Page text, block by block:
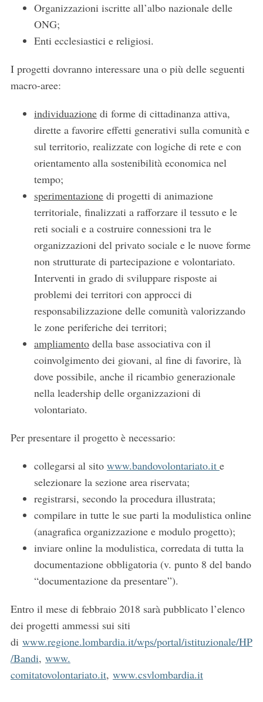
Organizzazioni iscritte all’albo nazionale delle
ONG;
Enti ecclesiastici e religiosi.
I progetti dovranno interessare una o più delle seguenti
macro-aree:
individuazionedi forme di cittadinanza attiva,
dirette a favorire effetti generativi sulla comunità e
sul territorio, realizzate con logiche di rete e con
orientamento alla sostenibilità economica nel
tempo;
sperimentazionedi progetti di animazione
territoriale, finalizzati a rafforzare il tessuto e le
reti sociali e a costruire connessioni tra le
organizzazioni del privato sociale e le nuove forme
non strutturate di partecipazione e volontariato.
Interventi in grado di sviluppare risposte ai
problemi dei territori con approcci di
responsabilizzazione delle comunità valorizzando
le zone periferiche dei territori;
ampliamentodella base associativa con il
coinvolgimento dei giovani, al fine di favorire, là
dove possibile, anche il ricambio generazionale
nella leadership delle organizzazioni di
volontariato.
Per presentare il progetto è necessario:
collegarsi al sito www.bandovolontariato.it e
selezionare la sezione area riservata;
registrarsi, secondo la procedura illustrata;
compilare in tutte le sue parti la modulistica online
(anagrafica organizzazione e modulo progetto);
inviare online la modulistica, corredata di tutta la
documentazione obbligatoria (v. punto 8 del bando
“documentazione da presentare”).
Entro il mese di febbraio 2018 sarà pubblicato l’elenco
dei progetti ammessi sui siti
di www.regione.lombardia.it/wps/portal/istituzionale/HP
/Bandi, www.
comitatovolontariato.it, www.csvlombardia.it
S
a
r
h
f
o
r